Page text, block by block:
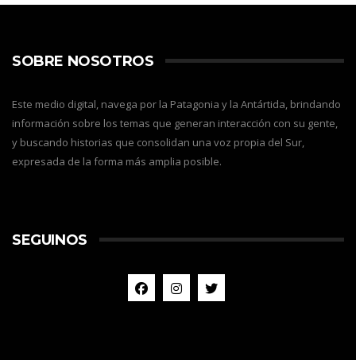
SOBRE NOSOTROS
Este medio digital, navega por la Patagonia y la Antártida, brindando
información sobre los temas que generan interacción con su gente,
y buscando historias que consolidan una voz propia del Sur,
expresada de la forma más amplia posible.
SEGUINOS